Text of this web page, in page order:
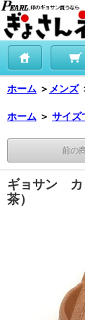
ホーム ＞ メンズ
ホーム ＞ サイズ
前の
ギョサン カ
茶）